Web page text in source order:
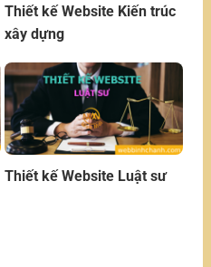
Thiết kế Website Kiến trúc
xây dựng
Thiết kế Website Luật sư